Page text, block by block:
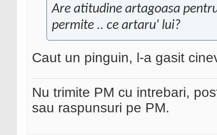
Are atitudine artagoasa
permite .. ce artaru' lui?
Caut un pinguin, l-a gasit
Nu trimite PM cu intrebari,
sau raspunsuri pe PM.